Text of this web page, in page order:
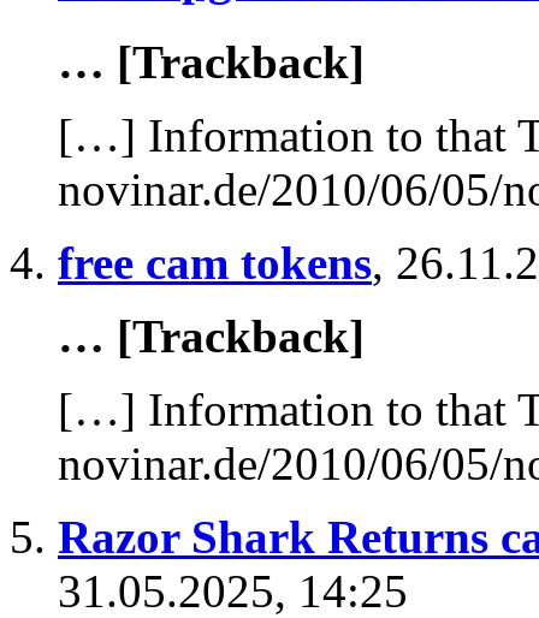
… [Trackback]
[…] Information to that
novinar.de/2010/06/
free cam tokens,
… [Trackback]
[…] Information to that
novinar.de/2010/06/
Razor Shark Returns
31.05.2025, 14:25